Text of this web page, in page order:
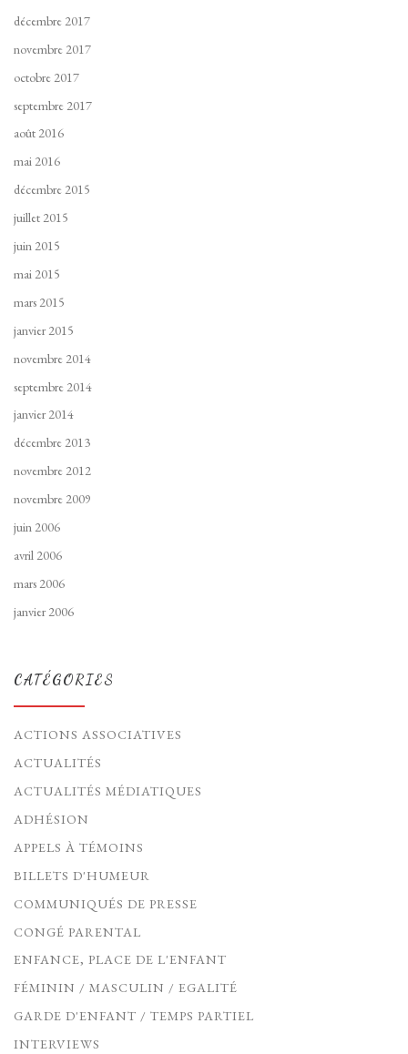
décembre 2017
novembre 2017
octobre 2017
septembre 2017
août 2016
mai 2016
décembre 2015
juillet 2015
juin 2015
mai 2015
mars 2015
janvier 2015
novembre 2014
septembre 2014
janvier 2014
décembre 2013
novembre 2012
novembre 2009
juin 2006
avril 2006
mars 2006
janvier 2006
CATÉGORIES
ACTIONS ASSOCIATIVES
ACTUALITÉS
ACTUALITÉS MÉDIATIQUES
ADHÉSION
APPELS À TÉMOINS
BILLETS D'HUMEUR
COMMUNIQUÉS DE PRESSE
CONGÉ PARENTAL
ENFANCE, PLACE DE L'ENFANT
FÉMININ / MASCULIN / EGALITÉ
GARDE D'ENFANT / TEMPS PARTIEL
INTERVIEWS